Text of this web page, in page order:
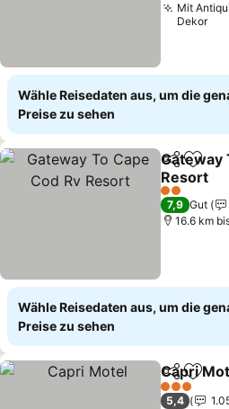
Mit
Dekor
Wähle Reisedaten aus, um die
Preise zu sehen
TeilenZu
Gateway
Resort
2 Sterne
7,9 Gut
16.6 km
Wähle Reisedaten aus, um die
Preise zu sehen
TeilenZu
Capri
3 Sterne
5,4